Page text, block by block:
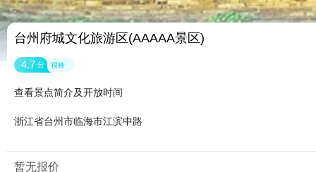
台州府城文化旅游区(AAAAA景区)
4.7 分 很棒
查看景点简介及开放时间
浙江省台州市临海市江滨中路
暂无报价